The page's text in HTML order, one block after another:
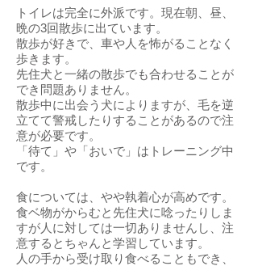
トイレは完全に外派です。現在朝、昼、
晩の3回散歩に出ています。
散歩が好きで、車や人を怖がることなく
歩きます。
先住犬と一緒の散歩でも合わせることが
でき問題ありません。
散歩中に出会う犬によりますが、毛を逆
立てて警戒したりすることがあるので注
意が必要です。
「待て」や「おいで」はトレーニング中
です。
食については、やや執着心が高めです。
食ベ物がからむと先住犬に唸ったりしま
すが人に対しては一切ありませんし、注
意するとちゃんと学習しています。
人の手から受け取り食べることもでき、